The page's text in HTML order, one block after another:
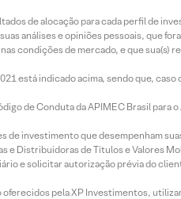
de alocação para cada perfil de
análises e opiniões pessoais, que
condições de mercado, e que sua(s)
está indicado acima, sendo que,
de Conduta da APIMEC Brasil para
investimento que desempenham
Distribuidoras de Títulos e Valores
e solicitar autorização prévia do
pela XP Investimentos,